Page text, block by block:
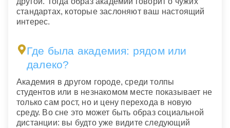
стандартах, которые заслоняют ваш настоящий
интерес.
Где была академия: рядом или
далеко?
Академия в другом городе, среди толпы
студентов или в незнакомом месте показывает не
только сам рост, но и цену перехода в новую
среду. Во сне это может быть образ социальной
дистанции: вы будто уже видите следующий